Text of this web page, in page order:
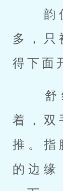
多，只
得下面
着，双
推。指
的边缘